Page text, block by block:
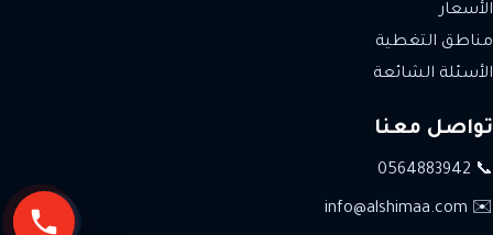
الأسعار
مناطق التغطية
الأسئلة الشائعة
تواصل معنا
📞 0564883942
✉️ info@alshimaa.com